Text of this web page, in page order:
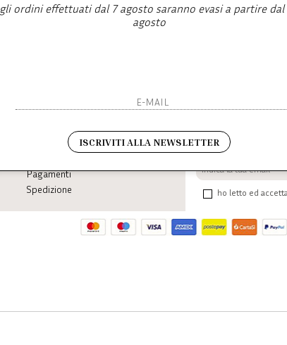
SHOPPING
Pagamenti
Spedizione
Sarai sempre
ho letto ed
gli ordini effettuati dal 7 agosto saranno evasi a partire dal
agosto
ISCRIVITI ALLA NEWSLETTER